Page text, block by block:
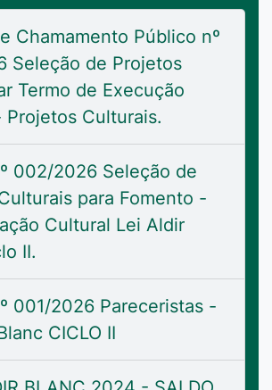
Chamamento Público nº
Seleção de Projetos
Termo de Execução
Projetos Culturais.
002/2026 Seleção de
para Fomento -
Cultural Lei Aldir
II.
001/2026 Pareceristas -
CICLO II